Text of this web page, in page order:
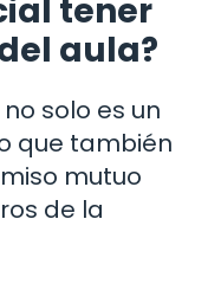
tener
aula?
solo es un
que también
mutuo
de la